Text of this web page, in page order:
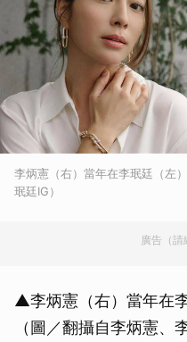
李炳憲（右）當年在李珉廷（左
珉廷IG）
廣告（請
▲李炳憲（右）當年在
（圖／翻攝自李炳憲、